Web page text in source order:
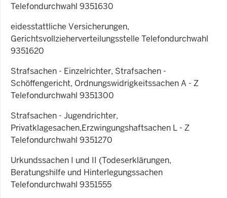
Telefondurchwahl 9351630
eidesstattliche Versicherungen,
Gerichtsvollzieherverteilungsstelle Telefondurchwahl
9351620
Strafsachen - Einzelrichter, Strafsachen -
Schöffengericht, Ordnungswidrigkeitssachen A - Z
Telefondurchwahl 9351300
Strafsachen - Jugendrichter,
Privatklagesachen,Erzwingungshaftsachen L - Z
Telefondurchwahl 9351270
Urkundssachen I und II (Todeserklärungen,
Beratungshilfe und Hinterlegungssachen
Telefondurchwahl 9351555